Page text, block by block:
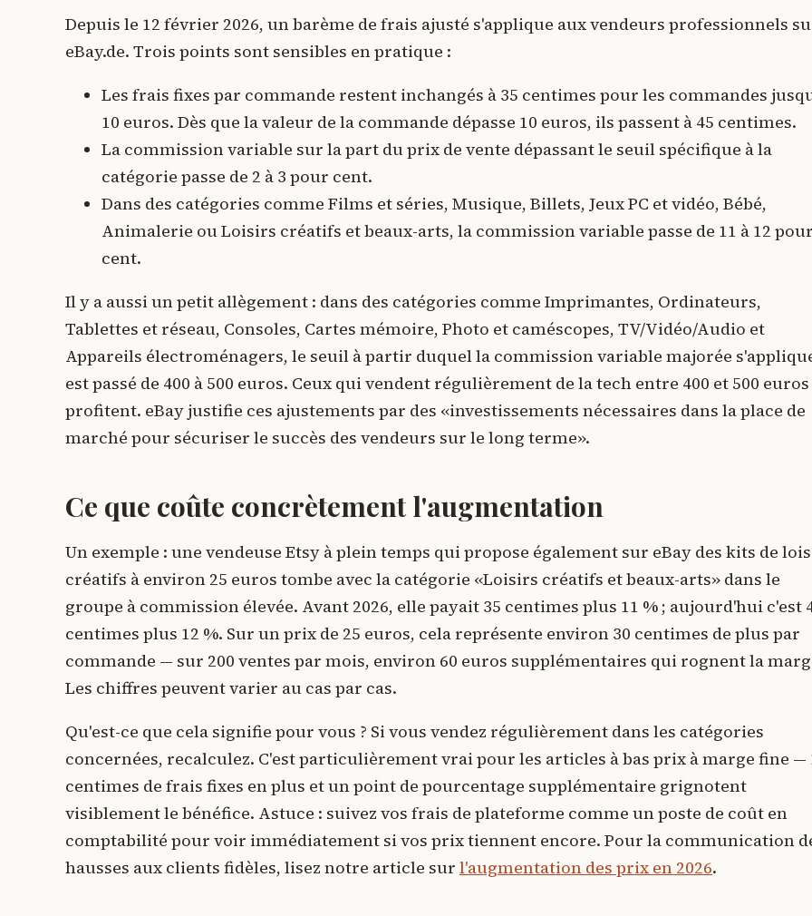
Depuis le 12 février 2026, un barème de frais ajusté s'applique aux vendeurs professionnels
eBay.de. Trois points sont sensibles en pratique :
Les frais fixes par commande restent inchangés à 35 centimes pour les commandes
10 euros. Dès que la valeur de la commande dépasse 10 euros, ils passent à 45 centimes.
La commission variable sur la part du prix de vente dépassant le seuil spécifique à la
catégorie passe de 2 à 3 pour cent.
Dans des catégories comme Films et séries, Musique, Billets, Jeux PC et vidéo, Bébé,
Animalerie ou Loisirs créatifs et beaux-arts, la commission variable passe de 11 à 12 pour
cent.
Il y a aussi un petit allègement : dans des catégories comme Imprimantes, Ordinateurs,
Tablettes et réseau, Consoles, Cartes mémoire, Photo et caméscopes, TV/Vidéo/Audio et
Appareils électroménagers, le seuil à partir duquel la commission variable majorée
est passé de 400 à 500 euros. Ceux qui vendent régulièrement de la tech entre 400 et 500
profitent. eBay justifie ces ajustements par des «investissements nécessaires dans la place de
marché pour sécuriser le succès des vendeurs sur le long terme».
Ce que coûte concrètement l'augmentation
Un exemple : une vendeuse Etsy à plein temps qui propose également sur eBay des kits de
créatifs à environ 25 euros tombe avec la catégorie «Loisirs créatifs et beaux-arts» dans le
groupe à commission élevée. Avant 2026, elle payait 35 centimes plus 11 % ; aujourd'hui c'est
centimes plus 12 %. Sur un prix de 25 euros, cela représente environ 30 centimes de plus par
commande — sur 200 ventes par mois, environ 60 euros supplémentaires qui rognent la
Les chiffres peuvent varier au cas par cas.
Qu'est-ce que cela signifie pour vous ? Si vous vendez régulièrement dans les catégories
concernées, recalculez. C'est particulièrement vrai pour les articles à bas prix à marge fine —
centimes de frais fixes en plus et un point de pourcentage supplémentaire grignotent
visiblement le bénéfice. Astuce : suivez vos frais de plateforme comme un poste de coût en
comptabilité pour voir immédiatement si vos prix tiennent encore. Pour la communication
hausses aux clients fidèles, lisez notre article sur l'augmentation des prix en 2026.